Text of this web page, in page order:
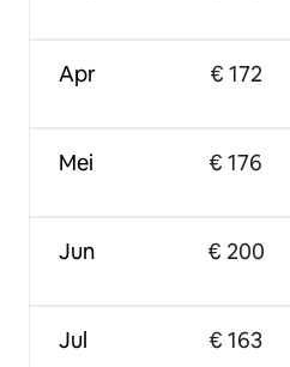
Apr
Mei
Jun
Jul
€ 172
€ 176
€ 200
€ 163